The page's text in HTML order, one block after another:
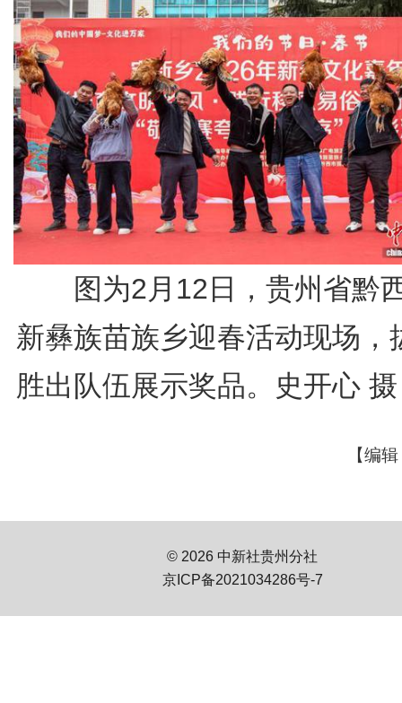
图为2月12日，贵州省黔
新彝族苗族乡迎春活动现场，
胜出队伍展示奖品。史开心 摄
【编
© 2026 中新社贵州分社
京ICP备2021034286号-7